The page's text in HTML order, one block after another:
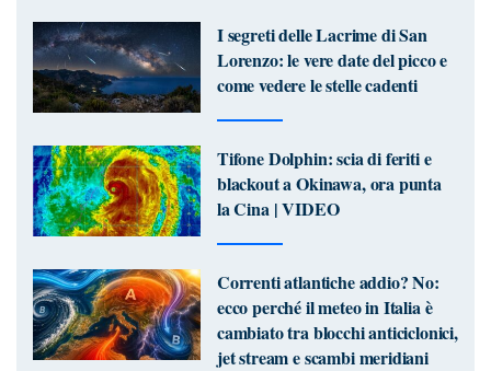
I segreti delle Lacrime di San
Lorenzo: le vere date del picco e
come vedere le stelle cadenti
Tifone Dolphin: scia di feriti e
blackout a Okinawa, ora punta
la Cina | VIDEO
Correnti atlantiche addio? No:
ecco perché il meteo in Italia è
cambiato tra blocchi anticiclonici,
jet stream e scambi meridiani